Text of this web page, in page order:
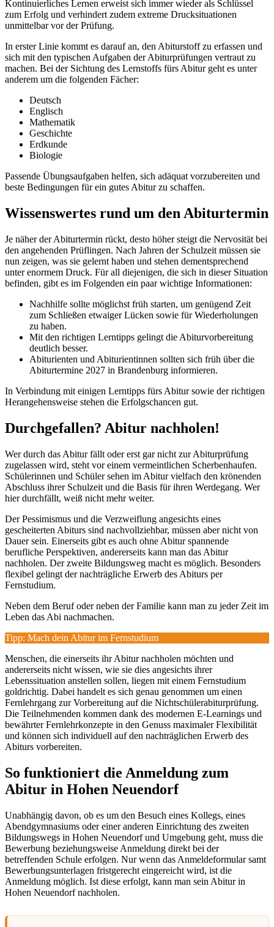
Kontinuierliches Lernen erweist sich immer wieder als Schlüssel
zum Erfolg und verhindert zudem extreme Drucksituationen
unmittelbar vor der Prüfung.
In erster Linie kommt es darauf an, den Abiturstoff zu erfassen und
sich mit den typischen Aufgaben der Abiturprüfungen vertraut zu
machen. Bei der Sichtung des Lernstoffs fürs Abitur geht es unter
anderem um die folgenden Fächer:
Deutsch
Englisch
Mathematik
Geschichte
Erdkunde
Biologie
Passende Übungsaufgaben helfen, sich adäquat vorzubereiten und
beste Bedingungen für ein gutes Abitur zu schaffen.
Wissenswertes rund um den Abiturtermin
Je näher der Abiturtermin rückt, desto höher steigt die Nervosität bei
den angehenden Prüflingen. Nach Jahren der Schulzeit müssen sie
nun zeigen, was sie gelernt haben und stehen dementsprechend
unter enormem Druck. Für all diejenigen, die sich in dieser Situation
befinden, gibt es im Folgenden ein paar wichtige Informationen:
Nachhilfe sollte möglichst früh starten, um genügend Zeit
zum Schließen etwaiger Lücken sowie für Wiederholungen
zu haben.
Mit den richtigen Lerntipps gelingt die Abiturvorbereitung
deutlich besser.
Abiturienten und Abiturientinnen sollten sich früh über die
Abiturtermine 2027 in Brandenburg informieren.
In Verbindung mit einigen Lerntipps fürs Abitur sowie der richtigen
Herangehensweise stehen die Erfolgschancen gut.
Durchgefallen? Abitur nachholen!
Wer durch das Abitur fällt oder erst gar nicht zur Abiturprüfung
zugelassen wird, steht vor einem vermeintlichen Scherbenhaufen.
Schülerinnen und Schüler sehen im Abitur vielfach den krönenden
Abschluss ihrer Schulzeit und die Basis für ihren Werdegang. Wer
hier durchfällt, weiß nicht mehr weiter.
Der Pessimismus und die Verzweiflung angesichts eines
gescheiterten Abiturs sind nachvollziehbar, müssen aber nicht von
Dauer sein. Einerseits gibt es auch ohne Abitur spannende
berufliche Perspektiven, andererseits kann man das Abitur
nachholen. Der zweite Bildungsweg macht es möglich. Besonders
flexibel gelingt der nachträgliche Erwerb des Abiturs per
Fernstudium.
Neben dem Beruf oder neben der Familie kann man zu jeder Zeit im
Leben das Abi nachmachen.
Tipp: Mach dein Abitur im Fernstudium
Menschen, die einerseits ihr Abitur nachholen möchten und
andererseits nicht wissen, wie sie dies angesichts ihrer
Lebenssituation anstellen sollen, liegen mit einem Fernstudium
goldrichtig. Dabei handelt es sich genau genommen um einen
Fernlehrgang zur Vorbereitung auf die Nichtschülerabiturprüfung.
Die Teilnehmenden kommen dank des modernen E-Learnings und
bewährter Fernlehrkonzepte in den Genuss maximaler Flexibilität
und können sich individuell auf den nachträglichen Erwerb des
Abiturs vorbereiten.
So funktioniert die Anmeldung zum
Abitur in Hohen Neuendorf
Unabhängig davon, ob es um den Besuch eines Kollegs, eines
Abendgymnasiums oder einer anderen Einrichtung des zweiten
Bildungswegs in Hohen Neuendorf und Umgebung geht, muss die
Bewerbung beziehungsweise Anmeldung direkt bei der
betreffenden Schule erfolgen. Nur wenn das Anmeldeformular samt
Bewerbungsunterlagen fristgerecht eingereicht wird, ist die
Anmeldung möglich. Ist diese erfolgt, kann man sein Abitur in
Hohen Neuendorf nachholen.